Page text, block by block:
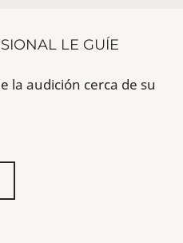
LE GUÍE
la audición cerca de su